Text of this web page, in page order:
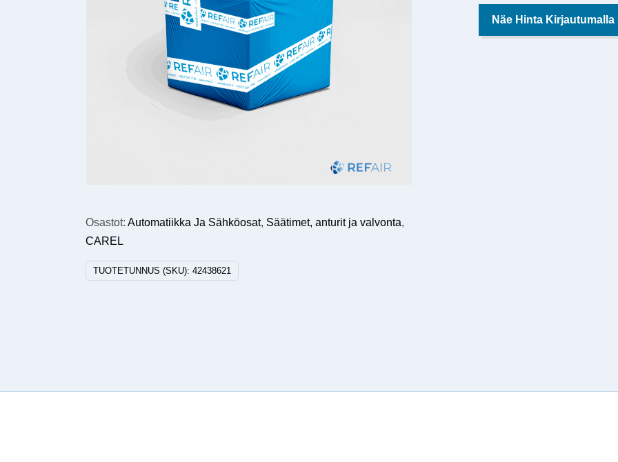
Osastot:Automatiikka Ja Sähköosat, Säätimet, anturit ja valvonta,
CAREL
TUOTETUNNUS (SKU):42438621
Näe Hinta Kirjautumalla